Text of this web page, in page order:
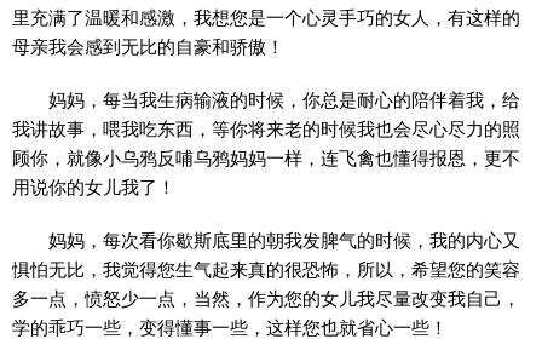
里充满了温暖和感激，我想您是一个心灵手巧的女人，有这样的
母亲我会感到无比的自豪和骄傲！
妈妈，每当我生病输液的时候，你总是耐心的陪伴着我，给
我讲故事，喂我吃东西，等你将来老的时候我也会尽心尽力的照
顾你，就像小乌鸦反哺乌鸦妈妈一样，连飞禽也懂得报恩，更不
用说你的女儿我了！
妈妈，每次看你歇斯底里的朝我发脾气的时候，我的内心又
惧怕无比，我觉得您生气起来真的很恐怖，所以，希望您的笑容
多一点，愤怒少一点，当然，作为您的女儿我尽量改变我自己，
学的乖巧一些，变得懂事一些，这样您也就省心一些！